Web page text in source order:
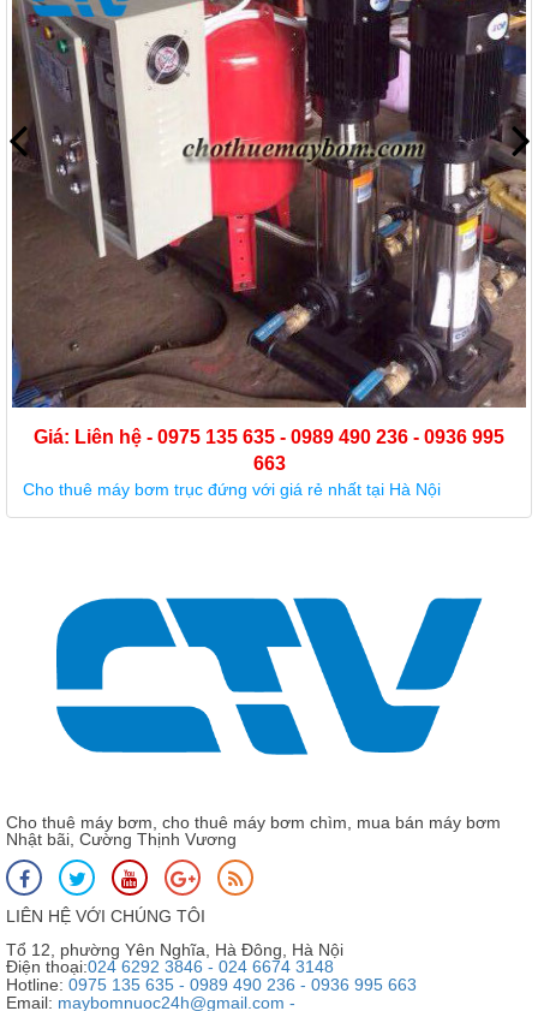
Giá: Liên hệ - 0975 135 635 - 0989 490 236 - 0936 995
663
Cho thuê máy bơm, cho thuê máy bơm chìm, mua bán máy bơm
Nhật bãi, Cường Thịnh Vương
LIÊN HỆ VỚI CHÚNG TÔI
Tổ 12, phường Yên Nghĩa, Hà Đông, Hà Nội
Điện thoại:024 6292 3846 - 024 6674 3148
Hotline: 0975 135 635 - 0989 490 236 - 0936 995 663
Email: maybomnuoc24h@gmail.com -